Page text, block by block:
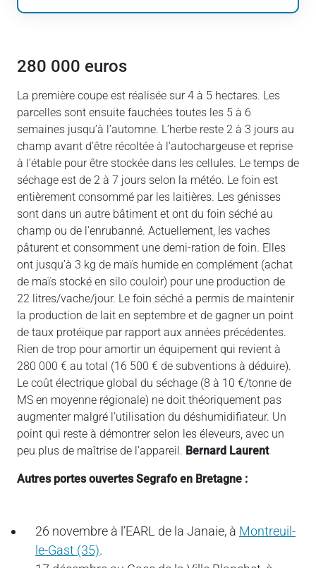
280 000 euros
La première coupe est réalisée sur 4 à 5 hectares. Les
parcelles sont ensuite fauchées toutes les 5 à 6
semaines jusqu’à l’automne. L’herbe reste 2 à 3 jours au
champ avant d’être récoltée à l’autochargeuse et reprise
à l’étable pour être stockée dans les cellules. Le temps de
séchage est de 2 à 7 jours selon la météo. Le foin est
entièrement consommé par les laitières. Les génisses
sont dans un autre bâtiment et ont du foin séché au
champ ou de l’enrubanné. Actuellement, les vaches
pâturent et consomment une demi-ration de foin. Elles
ont jusqu’à 3 kg de maïs humide en complément (achat
de maïs stocké en silo couloir) pour une production de
22 litres/vache/jour. Le foin séché a permis de maintenir
la production de lait en septembre et de gagner un point
de taux protéique par rapport aux années précédentes.
Rien de trop pour amortir un équipement qui revient à
280 000 € au total (16 500 € de subventions à déduire).
Le coût électrique global du séchage (8 à 10 €/tonne de
MS en moyenne régionale) ne doit théoriquement pas
augmenter malgré l’utilisation du déshumidifiateur. Un
point qui reste à démontrer selon les éleveurs, avec un
peu plus de maîtrise de l’appareil. Bernard Laurent
Autres portes ouvertes Segrafo en Bretagne :
26 novembre à l’EARL de la Janaie, à Montreuil-
le-Gast (35).